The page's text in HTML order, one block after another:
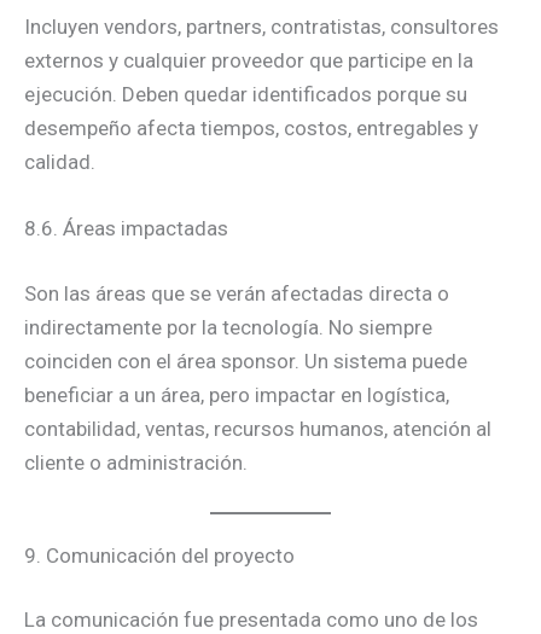
Incluyen vendors, partners, contratistas, consultores
externos y cualquier proveedor que participe en la
ejecución. Deben quedar identificados porque su
desempeño afecta tiempos, costos, entregables y
calidad.
8.6. Áreas impactadas
Son las áreas que se verán afectadas directa o
indirectamente por la tecnología. No siempre
coinciden con el área sponsor. Un sistema puede
beneficiar a un área, pero impactar en logística,
contabilidad, ventas, recursos humanos, atención al
cliente o administración.
9. Comunicación del proyecto
La comunicación fue presentada como uno de los